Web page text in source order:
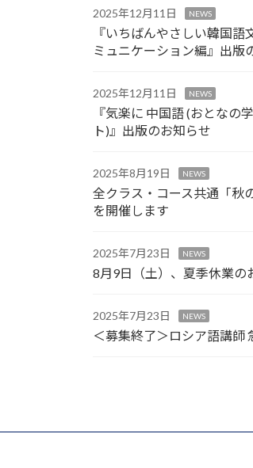
2025年12月11日 NEWS
『いちばんやさしい韓国
ミュニケーション編』出版
2025年12月11日 NEWS
『気楽に 中国語 (おとなの
ト)』出版のお知らせ
2025年8月19日 NEWS
全クラス・コース共通「秋
を開催します
2025年7月23日 NEWS
8月9日（土）、夏季休業の
2025年7月23日 NEWS
＜募集終了＞ロシア語講師